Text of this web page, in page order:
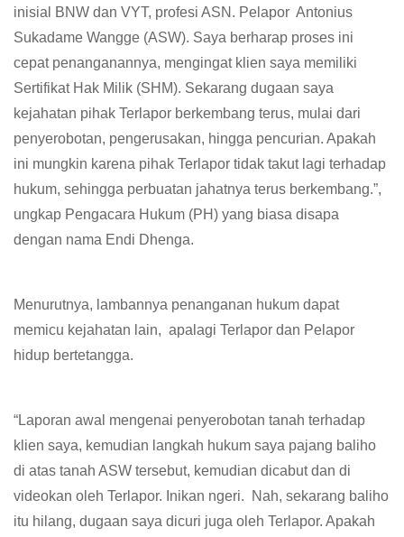
inisial BNW dan VYT, profesi ASN. Pelapor Antonius
Sukadame Wangge (ASW). Saya berharap proses ini
cepat penanganannya, mengingat klien saya memiliki
Sertifikat Hak Milik (SHM). Sekarang dugaan saya
kejahatan pihak Terlapor berkembang terus, mulai dari
penyerobotan, pengerusakan, hingga pencurian. Apakah
ini mungkin karena pihak Terlapor tidak takut lagi terhadap
hukum, sehingga perbuatan jahatnya terus berkembang.”,
ungkap Pengacara Hukum (PH) yang biasa disapa
dengan nama Endi Dhenga.
Menurutnya, lambannya penanganan hukum dapat
memicu kejahatan lain, apalagi Terlapor dan Pelapor
hidup bertetangga.
“Laporan awal mengenai penyerobotan tanah terhadap
klien saya, kemudian langkah hukum saya pajang baliho
di atas tanah ASW tersebut, kemudian dicabut dan di
videokan oleh Terlapor. Inikan ngeri. Nah, sekarang baliho
itu hilang, dugaan saya dicuri juga oleh Terlapor. Apakah